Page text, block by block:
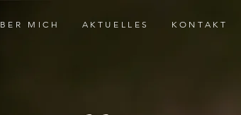
MICH AKTUELLES KONTAKT